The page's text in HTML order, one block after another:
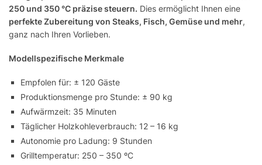
250 und 350 °C präzise steuern. Dies ermöglicht Ihnen eine
perfekte Zubereitung von Steaks, Fisch, Gemüse und mehr,
ganz nach Ihren Vorlieben.
Modellspezifische Merkmale
Empfolen für: ± 120 Gäste
Produktionsmenge pro Stunde: ± 90 kg
Aufwärmzeit: 35 Minuten
Täglicher Holzkohleverbrauch: 12 – 16 kg
Autonomie pro Ladung: 9 Stunden
Grilltemperatur: 250 – 350 ºC